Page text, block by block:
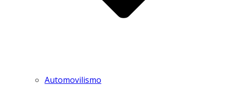
Automovilismo